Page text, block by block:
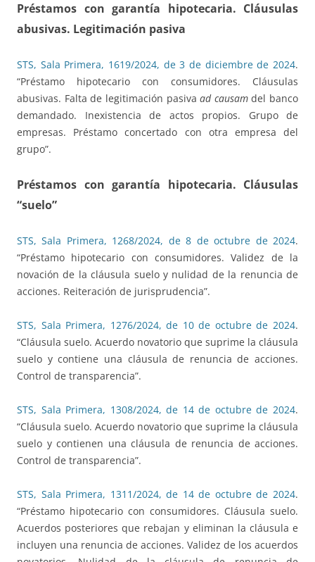
Préstamos con garantía hipotecaria. Cláusulas
abusivas. Legitimación pasiva
STS, Sala Primera, 1619/2024, de 3 de diciembre de 2024.
“Préstamo hipotecario con consumidores. Cláusulas
abusivas. Falta de legitimación pasivaad causamdel banco
demandado. Inexistencia de actos propios. Grupo de
empresas. Préstamo concertado con otra empresa del
grupo”.
Préstamos con garantía hipotecaria. Cláusulas
“suelo”
STS, Sala Primera, 1268/2024, de 8 de octubre de 2024.
“Préstamo hipotecario con consumidores. Validez de la
novación de la cláusula suelo y nulidad de la renuncia de
acciones. Reiteración de jurisprudencia”.
STS, Sala Primera, 1276/2024, de 10 de octubre de 2024.
“Cláusula suelo. Acuerdo novatorio que suprime la cláusula
suelo y contiene una cláusula de renuncia de acciones.
Control de transparencia”.
STS, Sala Primera, 1308/2024, de 14 de octubre de 2024.
“Cláusula suelo. Acuerdo novatorio que suprime la cláusula
suelo y contienen una cláusula de renuncia de acciones.
Control de transparencia”.
STS, Sala Primera, 1311/2024, de 14 de octubre de 2024.
“Préstamo hipotecario con consumidores. Cláusula suelo.
Acuerdos posteriores que rebajan y eliminan la cláusula e
incluyen una renuncia de acciones. Validez de los acuerdos